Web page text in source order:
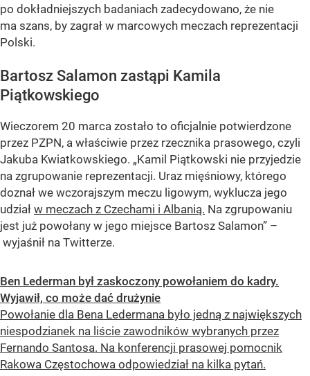
po dokładniejszych badaniach zadecydowano, że nie
ma szans, by zagrał w marcowych meczach reprezentacji
Polski.
Bartosz Salamon zastąpi Kamila
Piątkowskiego
Wieczorem 20 marca zostało to oficjalnie potwierdzone
przez PZPN, a właściwie przez rzecznika prasowego, czyli
Jakuba Kwiatkowskiego. „Kamil Piątkowski nie przyjedzie
na zgrupowanie reprezentacji. Uraz mięśniowy, którego
doznał we wczorajszym meczu ligowym, wyklucza jego
udział w meczach z Czechami i Albanią. Na zgrupowaniu
jest już powołany w jego miejsce Bartosz Salamon” –
wyjaśnił na Twitterze.
Ben Lederman był zaskoczony powołaniem do kadry.
Wyjawił, co może dać drużynie
Powołanie dla Bena Ledermana było jedną z największych
niespodzianek na liście zawodników wybranych przez
Fernando Santosa. Na konferencji prasowej pomocnik
Rakowa Częstochowa odpowiedział na kilka pytań.